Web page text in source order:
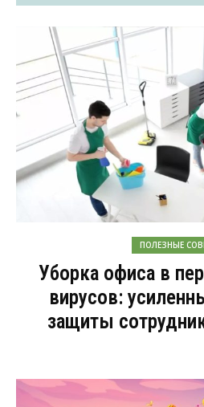
ПОЛЕЗНЫЕ
Уборка офиса в
вирусов:
защиты